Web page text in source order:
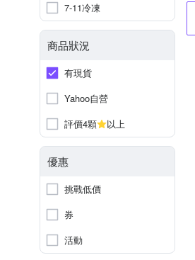
7-11冷凍
商品狀況
有現貨
Yahoo自營
評價4顆
以上
優惠
挑戰低價
券
活動